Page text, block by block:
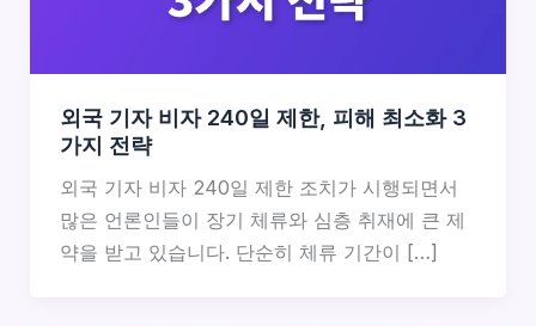
외국 기자 비자 240일 제한, 피해 최소화 3
가지 전략
외국 기자 비자 240일 제한 조치가 시행되면서
많은 언론인들이 장기 체류와 심층 취재에 큰 제
약을 받고 있습니다. 단순히 체류 기간이 […]